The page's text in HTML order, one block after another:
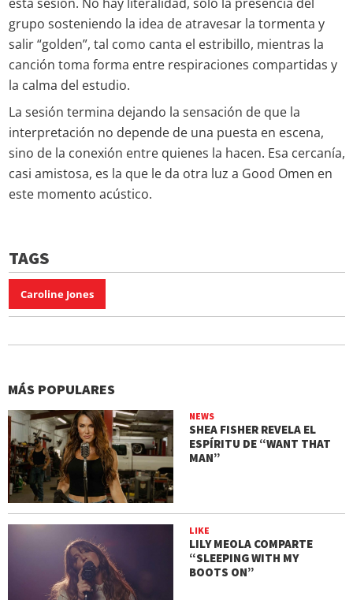
grupo sosteniendo la idea de atravesar la tormenta y
salir “golden”, tal como canta el estribillo, mientras la
canción toma forma entre respiraciones compartidas y
la calma del estudio.
La sesión termina dejando la sensación de que la
interpretación no depende de una puesta en escena,
sino de la conexión entre quienes la hacen. Esa cercanía,
casi amistosa, es la que le da otra luz a Good Omen en
este momento acústico.
TAGS
Caroline Jones
MÁS POPULARES
NEWS
SHEA FISHER REVELA EL
ESPÍRITU DE “WANT THAT
MAN”
LIKE
LILY MEOLA COMPARTE
“SLEEPING WITH MY
BOOTS ON”